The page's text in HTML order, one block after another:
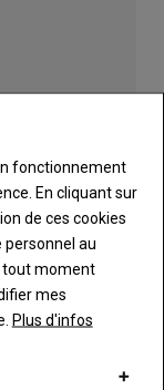
Publicité
fonctionnement
En cliquant sur
de ces cookies
au
tout moment
mes
Plus d'infos